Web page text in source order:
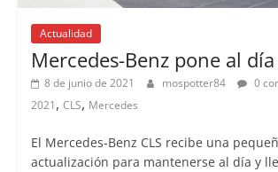
Actualidad
Mercedes-Benz pone al día
8 de junio de 2021 mospotter84
0
2021, CLS, Mercedes
El Mercedes-Benz CLS recibe una
actualización para mantenerse al día y